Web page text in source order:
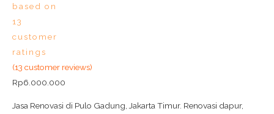
based on
13
customer
ratings
(13 customer reviews)
Rp6.000.000
Jasa Renovasi di Pulo Gadung, Jakarta Timur. Renovasi dapur,